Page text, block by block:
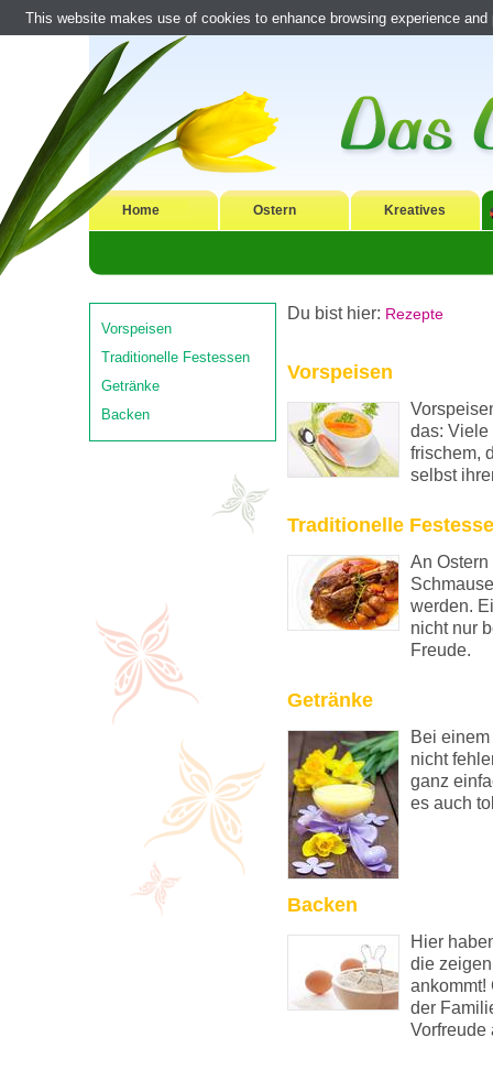
Home Ostern Kreatives
Vorspeisen
Traditionelle Festessen
Getränke
Backen
Du bist hier: Rezepte
Vorspeisen
das: Viele
frischem,
selbst
Traditionelle
An
werden.
nicht nur
Freude.
Getränke
Bei
nicht
ganz
es auch
Backen
Hier
die
ankommt!
der
Vorfreude
This website makes use of cookies to enhance browsing experience